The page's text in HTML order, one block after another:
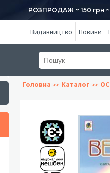
РОЗПРОДАЖ ~ 150 грн
Видавництво Новини
Головна Каталог